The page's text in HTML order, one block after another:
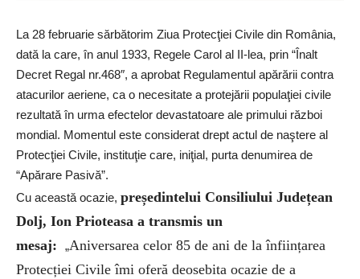
La 28 februarie sărbătorim Ziua Protecţiei Civile din România,
dată la care, în anul 1933, Regele Carol al II-lea, prin “Înalt
Decret Regal nr.468″, a aprobat Regulamentul apărării contra
atacurilor aeriene, ca o necesitate a protejării populaţiei civile
rezultată în urma efectelor devastatoare ale primului război
mondial. Momentul este considerat drept actul de naştere al
Protecţiei Civile, instituţie care, iniţial, purta denumirea de
“Apărare Pasivă”.
Cu această ocazie, președintelui Consiliului Județean
Dolj, Ion Prioteasa a transmis un
mesaj: „Aniversarea celor 85 de ani de la înființarea
Protecției Civile îmi oferă deosebita ocazie de a